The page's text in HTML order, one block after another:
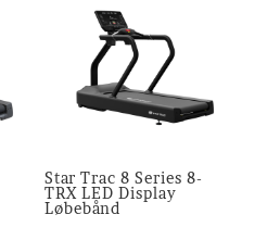
Star Trac 8 Series 8-
TRX LED Display
Løbebånd